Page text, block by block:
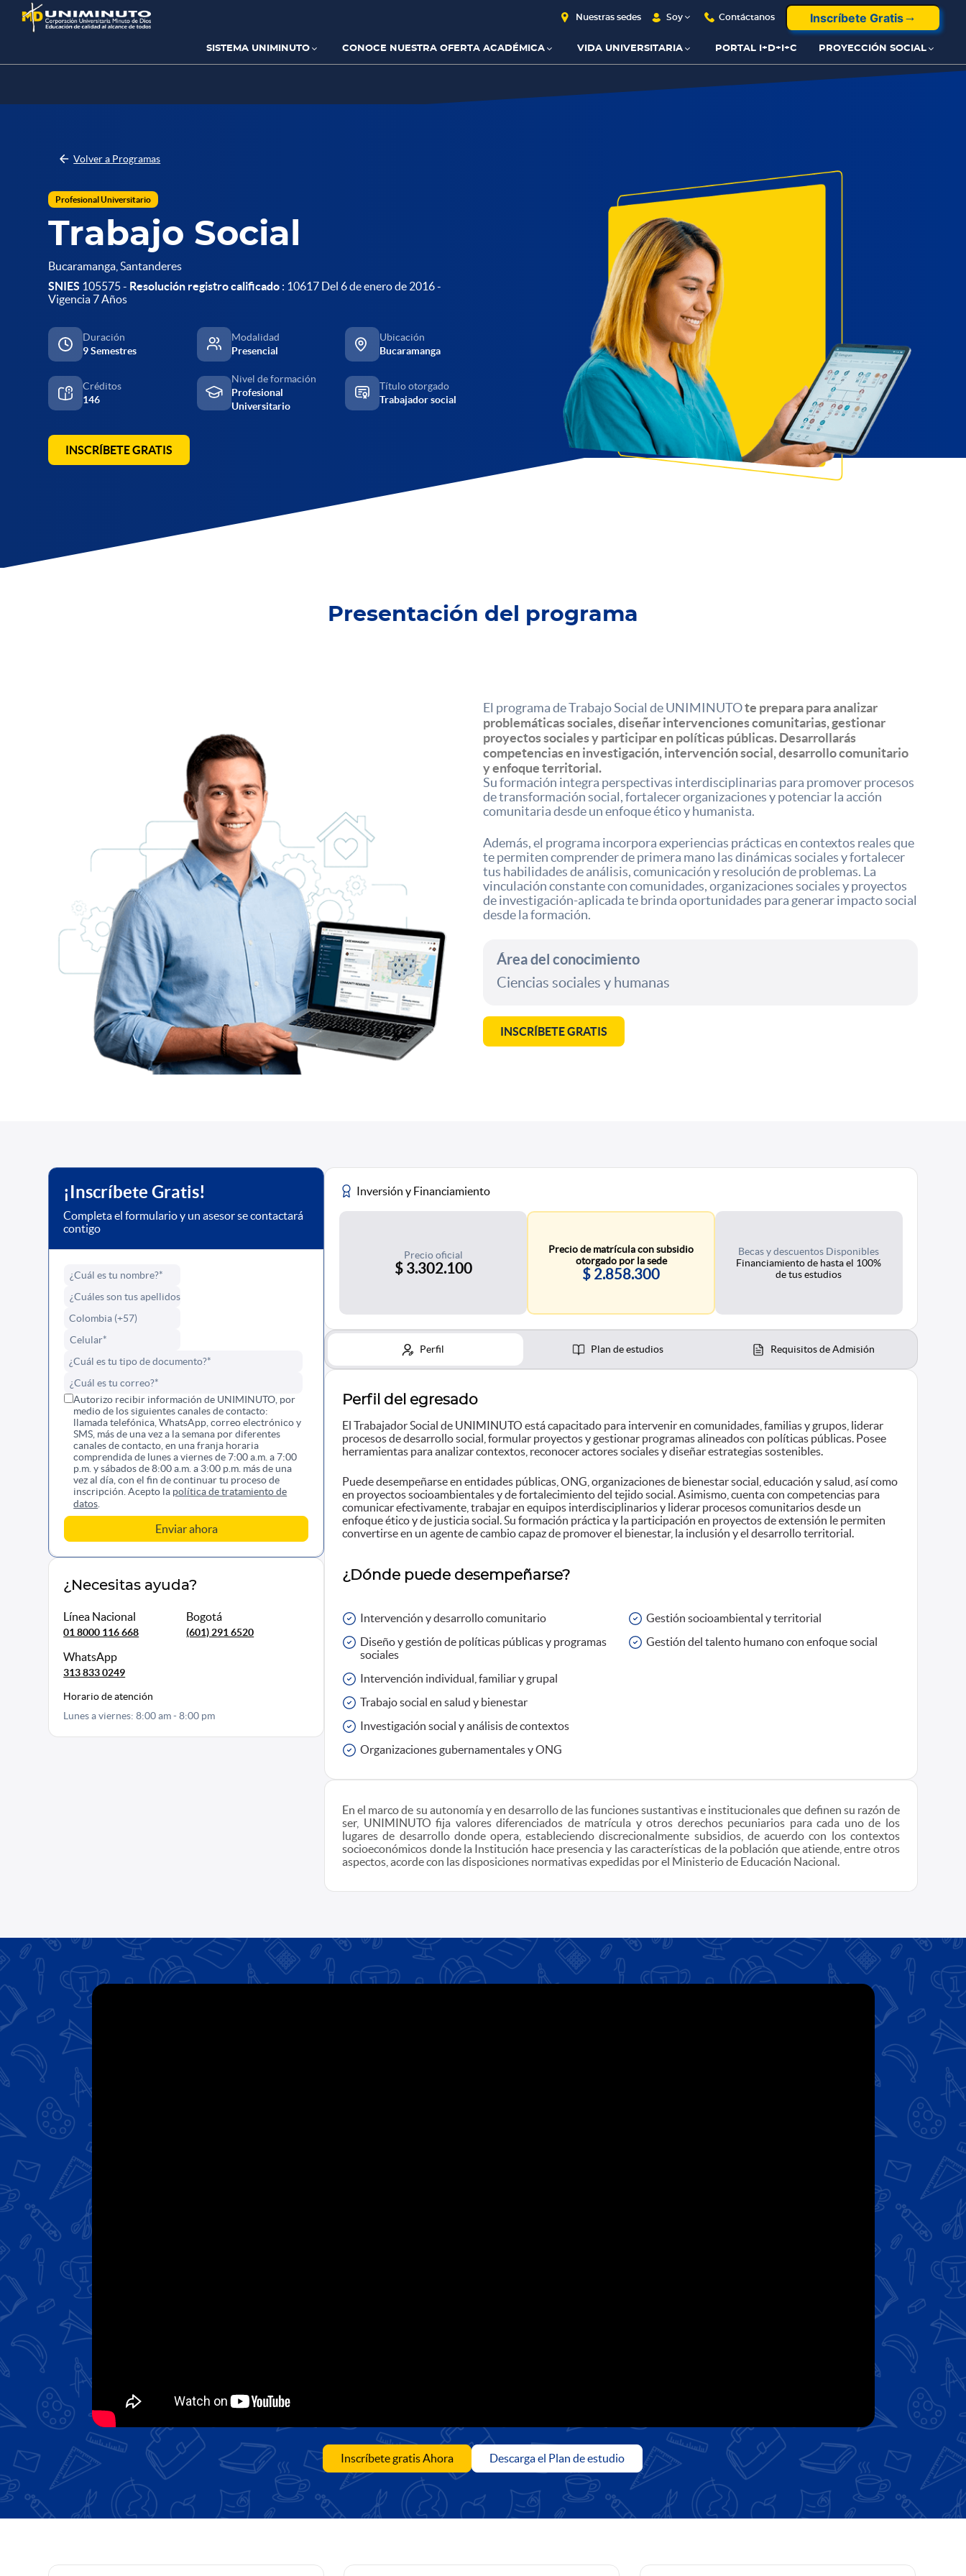
contenido
Nuestras sedes Soy Contáctanos Inscríbete Gratis
SISTEMA UNIMINUTO CONOCE NUESTRA OFERTA ACADÉMICA VIDA UNIVERSITARIA PORTAL I+D+I+C PROYECCIÓN SOCIAL
Volver a Programas
Profesional Universitario
Trabajo Social
Bucaramanga, Santanderes
SNIES 105575 - Resolución registro calificado : 10617 Del 6 de enero de 2016 -
Vigencia 7 Años
Duración
9 Semestres
Modalidad
Presencial
Ubicación
Bucaramanga
Créditos
146
Nivel de formación
Profesional
Universitario
Título otorgado
Trabajador social
INSCRÍBETE GRATIS
Presentación del programa
El programa de Trabajo Social de UNIMINUTOte prepara para analizar
problemáticas sociales, diseñar intervenciones comunitarias, gestionar
proyectos sociales y participar en políticas públicas. Desarrollarás
competencias en investigación, intervención social, desarrollo comunitario
y enfoque territorial.
Su formación integra perspectivas interdisciplinarias para promover procesos
de transformación social, fortalecer organizaciones y potenciar la acción
comunitaria desde un enfoque ético y humanista.
Además, el programa incorpora experiencias prácticas en contextos reales que
te permiten comprender de primera mano las dinámicas sociales y fortalecer
tus habilidades de análisis, comunicación y resolución de problemas. La
vinculación constante con comunidades, organizaciones sociales y proyectos
de investigación-aplicada te brinda oportunidades para generar impacto social
desde la formación.
Área del conocimiento
Ciencias sociales y humanas
INSCRÍBETE GRATIS
¡Inscríbete Gratis!
Completa el formulario y un asesor se contactará
contigo
Autorizo recibir información de UNIMINUTO, por
medio de los siguientes canales de contacto:
llamada telefónica, WhatsApp, correo electrónico y
SMS, más de una vez a la semana por diferentes
canales de contacto, en una franja horaria
comprendida de lunes a viernes de 7:00 a.m. a 7:00
p.m. y sábados de 8:00 a.m. a 3:00 p.m. más de una
vez al día, con el fin de continuar tu proceso de
inscripción. Acepto la política de tratamiento de
datos
¿Necesitas ayuda?
Línea Nacional
01 8000 116 668
Bogotá
(601) 291 6520
WhatsApp
313 833 0249
Horario de atención
Lunes a viernes: 8:00 am - 8:00 pm
Inversión y Financiamiento
Precio oficial
$ 3.302.100
Precio de matrícula con subsidio
otorgado por la sede
$ 2.858.300
Becas y descuentos Disponibles
Financiamiento de hasta el 100%
de tus estudios
Perfil Plan de estudios Requisitos de Admisión
Perfil del egresado
El Trabajador Social de UNIMINUTO está capacitado para intervenir en comunidades, familias y grupos, liderar
procesos de desarrollo social, formular proyectos y gestionar programas alineados con políticas públicas. Posee
herramientas para analizar contextos, reconocer actores sociales y diseñar estrategias sostenibles.
Puede desempeñarse en entidades públicas, ONG, organizaciones de bienestar social, educación y salud, así como
en proyectos socioambientales y de fortalecimiento del tejido social. Asimismo, cuenta con competencias para
comunicar efectivamente, trabajar en equipos interdisciplinarios y liderar procesos comunitarios desde un
enfoque ético y de justicia social. Su formación práctica y la participación en proyectos de extensión le permiten
convertirse en un agente de cambio capaz de promover el bienestar, la inclusión y el desarrollo territorial.
¿Dónde puede desempeñarse?
Intervención y desarrollo comunitario
Diseño y gestión de políticas públicas y programas
sociales
Intervención individual, familiar y grupal
Trabajo social en salud y bienestar
Investigación social y análisis de contextos
Organizaciones gubernamentales y ONG
Gestión socioambiental y territorial
Gestión del talento humano con enfoque social
En el marco de su autonomía y en desarrollo de las funciones sustantivas e institucionales que definen su razón de
ser, UNIMINUTO fija valores diferenciados de matrícula y otros derechos pecuniarios para cada uno de los
lugares de desarrollo donde opera, estableciendo discrecionalmente subsidios, de acuerdo con los contextos
socioeconómicos donde la Institución hace presencia y las características de la población que atiende, entre otros
aspectos, acorde con las disposiciones normativas expedidas por el Ministerio de Educación Nacional.
Inscríbete gratis Ahora Descarga el Plan de estudio